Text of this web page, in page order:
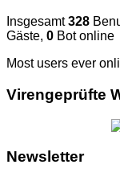
Insgesamt328
Gäste, 0 Bot online
Most users ever
Vi­ren­ge­prüf­te
News­let­ter